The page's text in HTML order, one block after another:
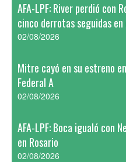
AFA-LPF: River perdió con
cinco derrotas seguidas
02/08/2026
Mitre cayó en su estreno
Federal A
02/08/2026
AFA-LPF: Boca igualó con
en Rosario
02/08/2026